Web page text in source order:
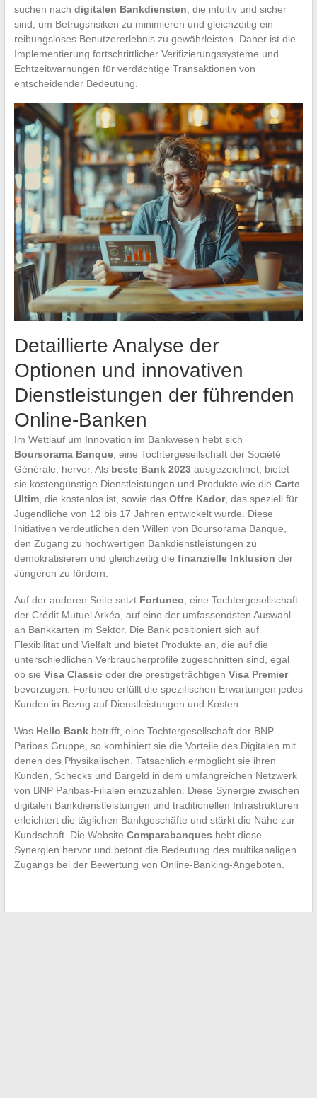
suchen nach digitalen Bankdiensten , die intuitiv und sicher
sind, um Betrugsrisiken zu minimieren und gleichzeitig ein
reibungsloses Benutzererlebnis zu gewährleisten. Daher ist die
Implementierung fortschrittlicher Verifizierungssysteme und
Echtzeitwarnungen für verdächtige Transaktionen von
entscheidender Bedeutung.
Detaillierte Analyse der
Optionen und innovativen
Dienstleistungen der führenden
Online-Banken
Im Wettlauf um Innovation im Bankwesen hebt sich
Boursorama Banque, eine Tochtergesellschaft der Société
Générale, hervor. Als beste Bank 2023ausgezeichnet, bietet
sie kostengünstige Dienstleistungen und Produkte wie die Carte
Ultim, die kostenlos ist, sowie das Offre Kador, das speziell für
Jugendliche von 12 bis 17 Jahren entwickelt wurde. Diese
Initiativen verdeutlichen den Willen von Boursorama Banque,
den Zugang zu hochwertigen Bankdienstleistungen zu
demokratisieren und gleichzeitig die finanzielle Inklusion der
Jüngeren zu fördern.
Auf der anderen Seite setzt Fortuneo , eine Tochtergesellschaft
der Crédit Mutuel Arkéa, auf eine der umfassendsten Auswahl
an Bankkarten im Sektor. Die Bank positioniert sich auf
Flexibilität und Vielfalt und bietet Produkte an, die auf die
unterschiedlichen Verbraucherprofile zugeschnitten sind, egal
ob sie Visa Classicoder die prestigeträchtigen Visa Premier
bevorzugen. Fortuneo erfüllt die spezifischen Erwartungen jedes
Kunden in Bezug auf Dienstleistungen und Kosten.
Was Hello Bankbetrifft, eine Tochtergesellschaft der BNP
Paribas Gruppe, so kombiniert sie die Vorteile des Digitalen mit
denen des Physikalischen. Tatsächlich ermöglicht sie ihren
Kunden, Schecks und Bargeld in dem umfangreichen Netzwerk
von BNP Paribas-Filialen einzuzahlen. Diese Synergie zwischen
digitalen Bankdienstleistungen und traditionellen Infrastrukturen
erleichtert die täglichen Bankgeschäfte und stärkt die Nähe zur
Kundschaft. Die Website Comparabanques hebt diese
Synergien hervor und betont die Bedeutung des multikanaligen
Zugangs bei der Bewertung von Online-Banking-Angeboten.